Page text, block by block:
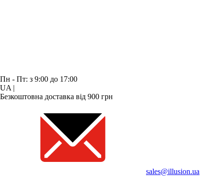
Пн - Пт: з 9:00 до 17:00
UA |
Безкоштовна доставка від 900 грн
sales@illusion.ua